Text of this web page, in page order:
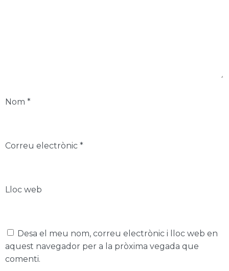
Nom *
Correu electrònic *
Lloc web
Desa el meu nom, correu electrònic i lloc web en
aquest navegador per a la pròxima vegada que
comenti.